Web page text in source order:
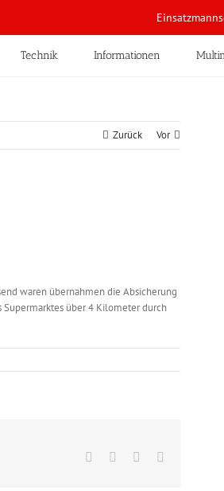
Technik Informationen
Zurück Vor
waren übernahmen die Absicherung
über 4 Kilometer durch
Facebook